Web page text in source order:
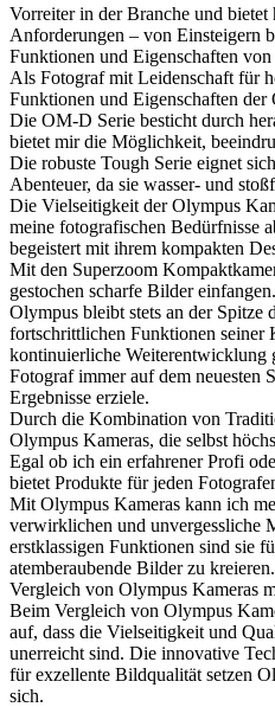
Vorreiter in der Branche und
Anforderungen – von Einsteigern
Funktionen und Eigenschaften
Als Fotograf mit Leidenschaft für
Funktionen und Eigenschaften der
Die OM-D Serie besticht durch
bietet mir die Möglichkeit,
Die robuste Tough Serie eignet
Abenteuer, da sie wasser- und
Die Vielseitigkeit der Olympus
meine fotografischen Bedürfnisse
begeistert mit ihrem kompakten
Mit den Superzoom
gestochen scharfe Bilder einfangen.
Olympus bleibt stets an der Spitze
fortschrittlichen Funktionen seiner
kontinuierliche Weiterentwicklung
Fotograf immer auf dem neuesten
Ergebnisse erziele.
Durch die Kombination von
Olympus Kameras, die selbst
Egal ob ich ein erfahrener Profi
bietet Produkte für jeden
Mit Olympus Kameras kann ich
verwirklichen und unvergessliche
erstklassigen Funktionen sind sie
atemberaubende Bilder zu kreieren.
Vergleich von Olympus Kameras
Beim Vergleich von Olympus
auf, dass die Vielseitigkeit und
unerreicht sind. Die innovative
für exzellente Bildqualität setzen
sich.